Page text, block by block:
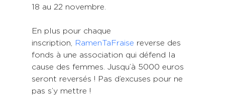
18 au 22 novembre.
En plus pour chaque
inscription,
RamenTaFraise reverse des
fonds à une association qui défend la
cause des femmes. Jusqu’à 5000 euros
seront reversés ! Pas d’excuses pour ne
pas s’y mettre !